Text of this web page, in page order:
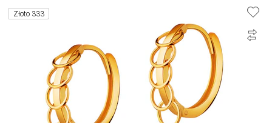
Złoto 333